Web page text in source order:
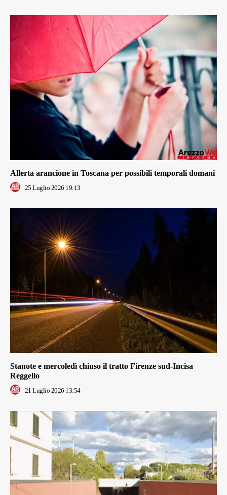
Allerta arancione in Toscana per possibili temporali domani
25 Luglio 2026 19:13
Stanote e mercoledì chiuso il tratto Firenze sud-Incisa
Reggello
21 Luglio 2026 13:54